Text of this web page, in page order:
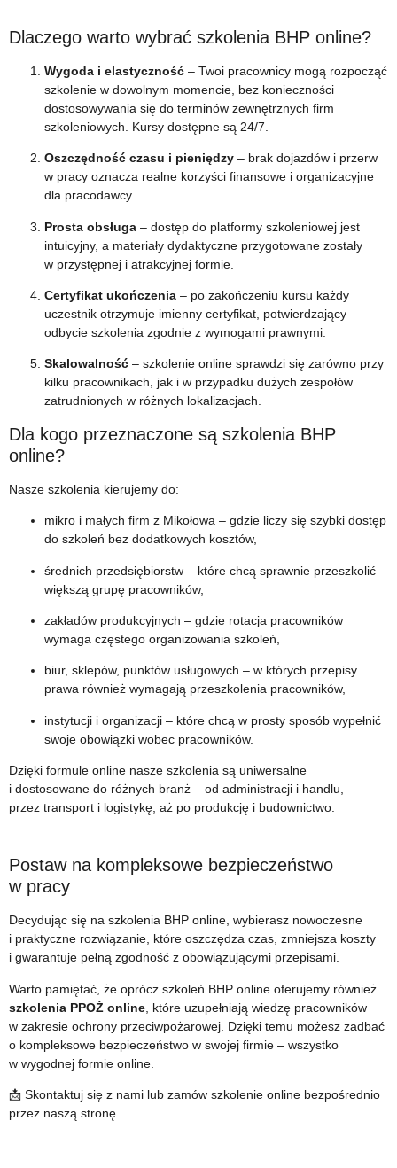
Dlaczego warto wybrać szkolenia BHP online?
Wygoda i elastyczność – Twoi pracownicy mogą rozpocząć
szkolenie w dowolnym momencie, bez konieczności
dostosowywania się do terminów zewnętrznych firm
szkoleniowych. Kursy dostępne są 24/7.
Oszczędność czasu i pieniędzy – brak dojazdów i przerw
w pracy oznacza realne korzyści finansowe i organizacyjne
dla pracodawcy.
Prosta obsługa – dostęp do platformy szkoleniowej jest
intuicyjny, a materiały dydaktyczne przygotowane zostały
w przystępnej i atrakcyjnej formie.
Certyfikat ukończenia – po zakończeniu kursu każdy
uczestnik otrzymuje imienny certyfikat, potwierdzający
odbycie szkolenia zgodnie z wymogami prawnymi.
Skalowalność – szkolenie online sprawdzi się zarówno przy
kilku pracownikach, jak i w przypadku dużych zespołów
zatrudnionych w różnych lokalizacjach.
Dla kogo przeznaczone są szkolenia BHP
online?
Nasze szkolenia kierujemy do:
mikro i małych firm z Mikołowa – gdzie liczy się szybki dostęp
do szkoleń bez dodatkowych kosztów,
średnich przedsiębiorstw – które chcą sprawnie przeszkolić
większą grupę pracowników,
zakładów produkcyjnych – gdzie rotacja pracowników
wymaga częstego organizowania szkoleń,
biur, sklepów, punktów usługowych – w których przepisy
prawa również wymagają przeszkolenia pracowników,
instytucji i organizacji – które chcą w prosty sposób wypełnić
swoje obowiązki wobec pracowników.
Dzięki formule online nasze szkolenia są uniwersalne
i dostosowane do różnych branż – od administracji i handlu,
przez transport i logistykę, aż po produkcję i budownictwo.
Postaw na kompleksowe bezpieczeństwo
w pracy
Decydując się na szkolenia BHP online, wybierasz nowoczesne
i praktyczne rozwiązanie, które oszczędza czas, zmniejsza koszty
i gwarantuje pełną zgodność z obowiązującymi przepisami.
Warto pamiętać, że oprócz szkoleń BHP online oferujemy również
szkolenia PPOŻ online , które uzupełniają wiedzę pracowników
w zakresie ochrony przeciwpożarowej. Dzięki temu możesz zadbać
o kompleksowe bezpieczeństwo w swojej firmie – wszystko
w wygodnej formie online.
📩 Skontaktuj się z nami lub zamów szkolenie online bezpośrednio
przez naszą stronę.